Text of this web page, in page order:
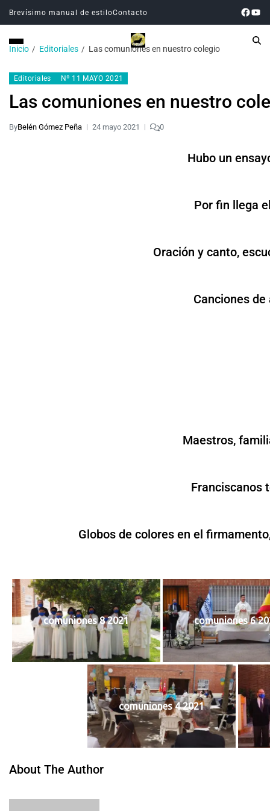
Brevísimo manual de estiloContacto
Inicio Editoriales Las comuniones en nuestro colegio
Editoriales Nº 11 MAYO 2021
Las comuniones en nuestro
ByBelén Gómez Peña 24 mayo 2021 0
Hubo un
Por fin llega
Oración y canto,
Canciones
Maestros,
Franciscanos
Globos de colores en el
comuniones 8 2021 comuniones 6
comuniones 4 2021
About The Author